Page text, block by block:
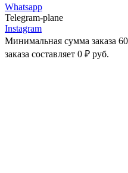
Whatsapp
Telegram-plane
Instagram
Минимальная сумма заказа
заказа составляет 0 ₽ руб.